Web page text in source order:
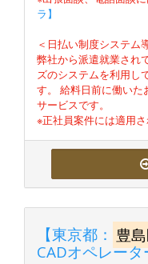
ラ】
＜日払い制度システム
弊社から派遣就業され
ズのシステムを利用し
す。 給料日前に働いた
サービスです。
※正社員案件には適用さ
【東京都： 豊
CADオペレー